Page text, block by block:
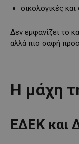
οικολογικές
Δεν εμφανίζει το
αλλά πιο σαφή
Η μάχη
ΕΔΕΚ και